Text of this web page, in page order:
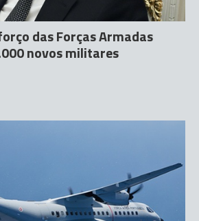
das Forças Armadas
novos militares